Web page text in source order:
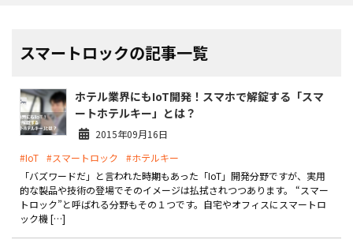
課題解決例
外部サービス連携
インフラ環境・サポート
費用
製品
特長
スマートロックの記事一覧
ホテル業界にもIoT開発！スマホで解錠する「スマ
ートホテルキー」とは？
2015年09月16日
#IoT #スマートロック
#ホテルキー
「バズワードだ」と言われた時期もあった「IoT」開発分野ですが、実用
的な製品や技術の登場でそのイメージは払拭されつつあります。 “スマー
トロック”と呼ばれる分野もその１つです。自宅やオフィスにスマートロ
ック機 […]